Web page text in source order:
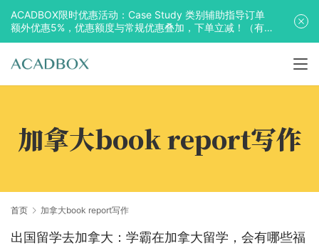
加拿大book report写作
首页 加拿大book report写作
出国留学去加拿大：学霸在加拿大留学，会有哪些福
ACADBOX限时优惠活动：Case Study 类别辅助指导订单
额外优惠5%，优惠额度与常规优惠叠加，下单立减！（有
效期至2025年10月31日）